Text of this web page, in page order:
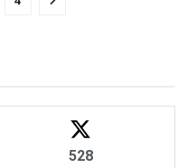
528